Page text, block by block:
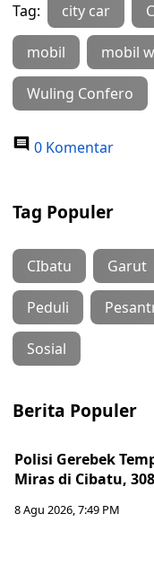
Tag: city car
mobil mobil
Wuling Confero
0 Komentar
Tag Populer
CIbatu Garut
Peduli
Sosial
Berita Populer
Polisi Gerebek
Miras di Cibatu,
8 Agu 2026, 7:49 PM